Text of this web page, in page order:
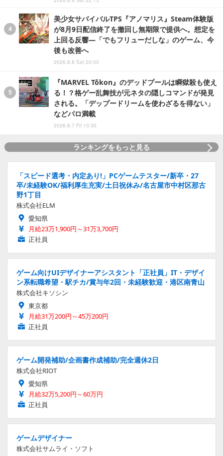
美少女サバイバルTPS『アノマリス』Steam体験版
が8月9日配信終了を撤回し無期限で提供へ。想定を
上回る反響―「でもフリューだしな」のゲーム、今
後も改善へ
2026.8.8 Sat 20:00
『MARVEL Tōkon』のデッドプールは瞬獄殺も使え
る！？格ゲー乱舞技が元ネタの隠しコマンドが発見
される。「デップードリームを使わざるを得ない」
などパロ満載
2026.8.7 Fri 13:30
ランキングをもっと見る
「スピード選考・内定あり!」PCゲームテスター/新卒・27
卒/未経験OK/福利厚生充実/土日祝休み/名古屋市中村区那古
野1丁目
株式会社ELM
愛知県
月給23万1,900円～31万3,700円
正社員
ゲーム向けUIデザイナーアシスタント「正社員」IT・デザイ
ン系転職希望・駅チカ/賞与年2回・未経験歓迎・港区南青山
株式会社キソシン
東京都
月給31万200円～45万200円
正社員
ゲーム開発補助/企画書作成補助/完全週休2日
株式会社RIOT
愛知県
月給32万5,200円～60万円
正社員
ゲームデザイナー
株式会社サムライ・ソフト